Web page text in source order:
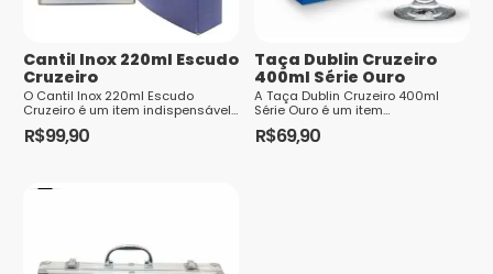
como seus dados em comentários são
Cantil Inox 220ml Escudo
Cruzeiro
O Cantil Inox 220ml Escudo
Cruzeiro é um item indispensável
para os torcedores apaixonados
pelo Cruzeiro Esporte Clube. Com
R$99,90
Taça Dublin Cruzeiro
400ml Série Ouro
A Taça Dublin Cruzeiro 400ml
Série Ouro é um item
indispensável para os torce...
R$69,90